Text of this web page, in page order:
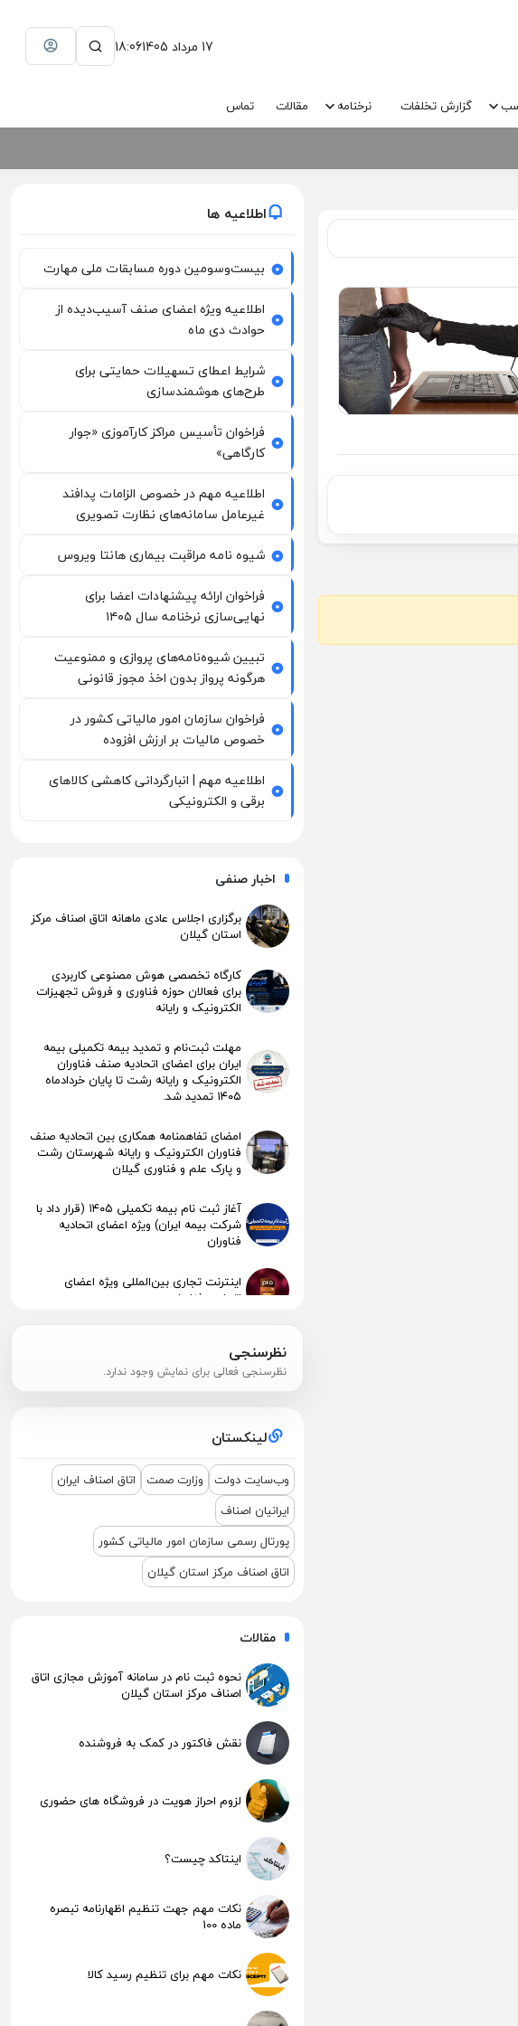
18:06 17 مرداد 1405
گزارش تخلفات نرخنامه مقالات تماس
اطلاعیه ها
بیست‌وسومین دوره مسابقات ملی مهارت
اطلاعیه ویژه اعضای صنف آسیب‌دیده از
حوادث دی ماه
شرایط اعطای تسهیلات حمایتی برای
طرح‌های هوشمندسازی
فراخوان تأسیس مراکز کارآموزی «جوار
کارگاهی»
اطلاعیه مهم در خصوص الزامات پدافند
غیرعامل سامانه‌های نظارت تصویری
شیوه نامه مراقبت بیماری هانتا ویروس
فراخوان ارائه پیشنهادات اعضا برای
نهایی‌سازی نرخنامه سال ۱۴۰۵
تبیین شیوه‌نامه‌های پروازی و ممنوعیت
هرگونه پرواز بدون اخذ مجوز قانونی
فراخوان سازمان امور مالیاتی کشور در
خصوص مالیات بر ارزش افزوده
اطلاعیه مهم | انبارگردانی کاهشی کالاهای
برقی و الکترونیکی
اخبار صنفی
برگزاری اجلاس عادی ماهانه اتاق اصناف مرکز
استان گیلان
کارگاه تخصصی هوش مصنوعی کاربردی
برای فعالان حوزه فناوری و فروش تجهیزات
الکترونیک و رایانه
مهلت ثبت‌نام و تمدید بیمه تکمیلی بیمه
ایران برای اعضای اتحادیه صنف فناوران
الکترونیک و رایانه رشت تا پایان خردادماه
۱۴۰۵ تمدید شد.
امضای تفاهمنامه همکاری بین اتحادیه صنف
فناوران الکترونیک و رایانه شهرستان رشت
و پارک علم و فناوری گیلان
آغاز ثبت نام بیمه تکمیلی ۱۴۰۵ (قرار داد با
شرکت بیمه ایران) ویژه اعضای اتحادیه
فناوران
اینترنت تجاری بین‌المللی ویژه اعضای
اتحادیه فناوران
الکترونیک و رایانه رشت 1404
پیگیری جهت استقرار اعضای آسیب‌دیده در
مودیان (قانون ۱۴۰۴ )
2025
نظرسنجی
نظرسنجی فعالی برای نمایش وجود ندارد.
لینکستان
وب‌سایت دولت وزارت صمت اتاق اصناف ایران
ایرانیان اصناف
پورتال رسمی سازمان امور مالیاتی کشور
اتاق اصناف مرکز استان گیلان
مقالات
نحوه ثبت نام در سامانه آموزش مجازی اتاق
اصناف مرکز استان گیلان
نقش فاکتور در کمک به فروشنده
لزوم احراز هویت در فروشگاه های حضوری
اینتاکد چیست؟
نکات مهم جهت تنظیم اظهارنامه تبصره
ماده 100
نکات مهم برای تنظیم رسید کالا